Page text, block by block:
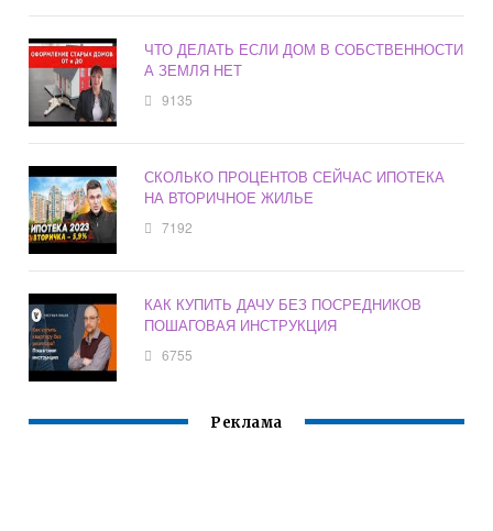
ЧТО ДЕЛАТЬ ЕСЛИ ДОМ В СОБСТВЕННОСТИ
А ЗЕМЛЯ НЕТ
9135
СКОЛЬКО ПРОЦЕНТОВ СЕЙЧАС ИПОТЕКА
НА ВТОРИЧНОЕ ЖИЛЬЕ
7192
КАК КУПИТЬ ДАЧУ БЕЗ ПОСРЕДНИКОВ
ПОШАГОВАЯ ИНСТРУКЦИЯ
6755
Реклама